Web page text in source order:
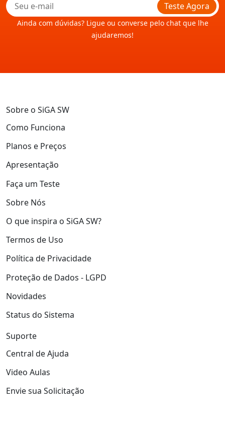
Teste Agora
Ainda com dúvidas? Ligue ou converse pelo chat que lhe
ajudaremos!
Sobre o SiGA SW
Como Funciona
Planos e Preços
Apresentação
Faça um Teste
Sobre Nós
O que inspira o SiGA SW?
Termos de Uso
Política de Privacidade
Proteção de Dados - LGPD
Novidades
Status do Sistema
Suporte
Central de Ajuda
Video Aulas
Envie sua Solicitação